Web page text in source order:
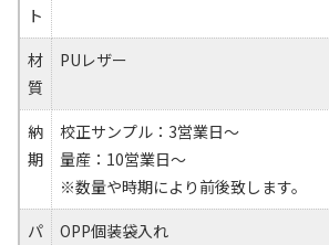
ト
材
質
PUレザー
納
期
校正サンプル：3営業日～
量産：10営業日～
※数量や時期により前後致します。
パ
OPP個装袋入れ